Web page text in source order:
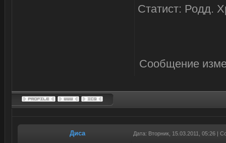
Статист: Родд.
Сообщение
Диса Дата: Вторник, 15.03.2011, 05:26 |